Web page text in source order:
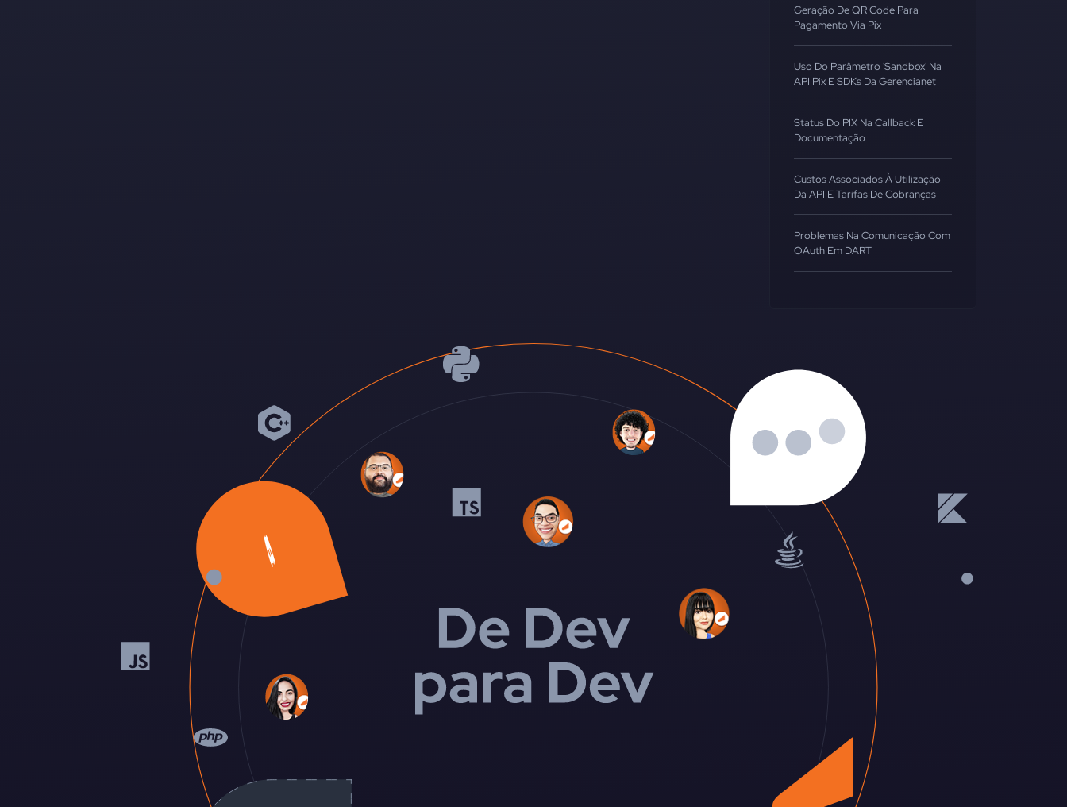
Geração De QR Code Para
Pagamento Via Pix
Uso Do Parâmetro 'sandbox' Na
API Pix E SDKs Da Gerencianet
Status Do PIX Na Callback E
Documentação
Custos Associados À Utilização
Da API E Tarifas De Cobranças
Problemas Na Comunicação Com
OAuth Em DART